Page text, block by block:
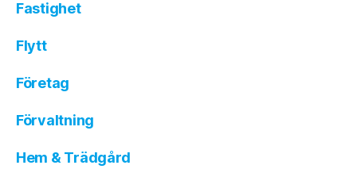
Fastighet
Flytt
Företag
Förvaltning
Hem & Trädgård